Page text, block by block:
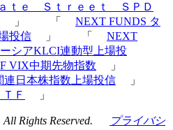
ｔｅ Ｓｔｒｅｅｔ ＳＰＤ
」 「
NEXT FUNDS タ
投信
」 「
NEXT
シアKLCI連動型上場投
VIX中期先物指数
」
日本株指数上場投信
」
Ｆ 」
Rights Reserved.
プライバシ